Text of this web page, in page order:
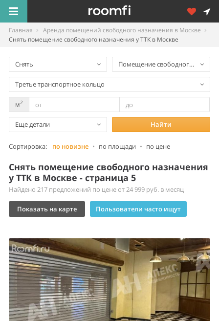
Главная
Аренда помещений свободного назначения в Москве
Снять помещение свободного назначения у ТТК в Москве
Снять Помещение свободного
Третье транспортное кольцо
м2
Еще детали Найти
Сортировка: по новизне • по площади • по цене
Снять помещение свободного назначения
у ТТК в Москве - страница 5
Найдено 217 предложений по цене от 24 999 руб. в месяц
Показать на карте Пользователи часто ищут